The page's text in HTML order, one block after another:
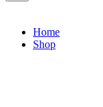
Home
Shop